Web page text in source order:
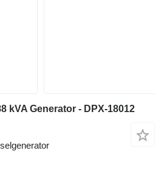
kVA Generator - DPX-18012